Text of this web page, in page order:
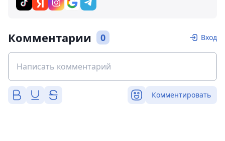
Комментарии 0 Вход
Комментировать